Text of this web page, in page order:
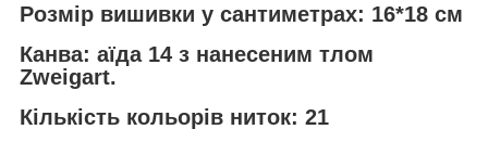
Розмір вишивки у сантиметрах: 16*18 см
Канва: аїда 14 з нанесеним тлом
Zweigart.
Кількість кольорів ниток: 21